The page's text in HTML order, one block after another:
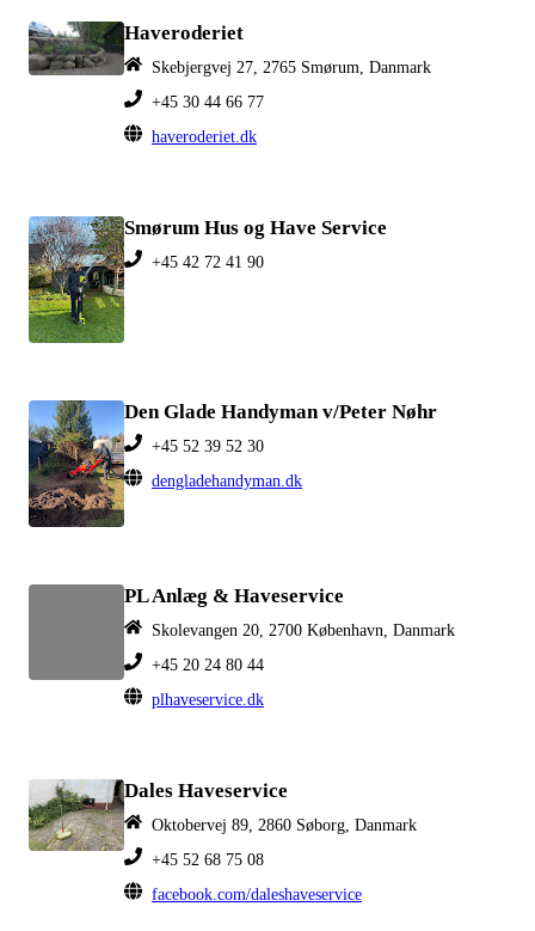
Haveroderiet
Skebjergvej 27, 2765 Smørum, Danmark
+45 30 44 66 77
haveroderiet.dk
Smørum Hus og Have Service
+45 42 72 41 90
Den Glade Handyman v/Peter Nøhr
+45 52 39 52 30
dengladehandyman.dk
PL Anlæg & Haveservice
Skolevangen 20, 2700 København, Danmark
+45 20 24 80 44
plhaveservice.dk
Dales Haveservice
Oktobervej 89, 2860 Søborg, Danmark
+45 52 68 75 08
facebook.com/daleshaveservice